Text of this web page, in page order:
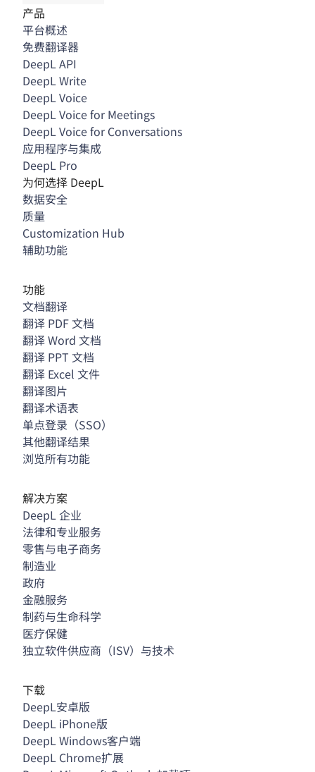
产品
平台概述
免费翻译器
DeepL API
DeepL Write
DeepL Voice
DeepL Voice for Meetings
DeepL Voice for Conversations
应用程序与集成
DeepL Pro
为何选择 DeepL
数据安全
质量
Customization Hub
辅助功能
功能
文档翻译
翻译 PDF 文档
翻译 Word 文档
翻译 PPT 文档
翻译 Excel 文件
翻译图片
翻译术语表
单点登录（SSO）
其他翻译结果
浏览所有功能
解决方案
DeepL 企业
法律和专业服务
零售与电子商务
制造业
政府
金融服务
制药与生命科学
医疗保健
独立软件供应商（ISV）与技术
下载
DeepL安卓版
DeepL iPhone版
DeepL Windows客户端
DeepL Chrome扩展